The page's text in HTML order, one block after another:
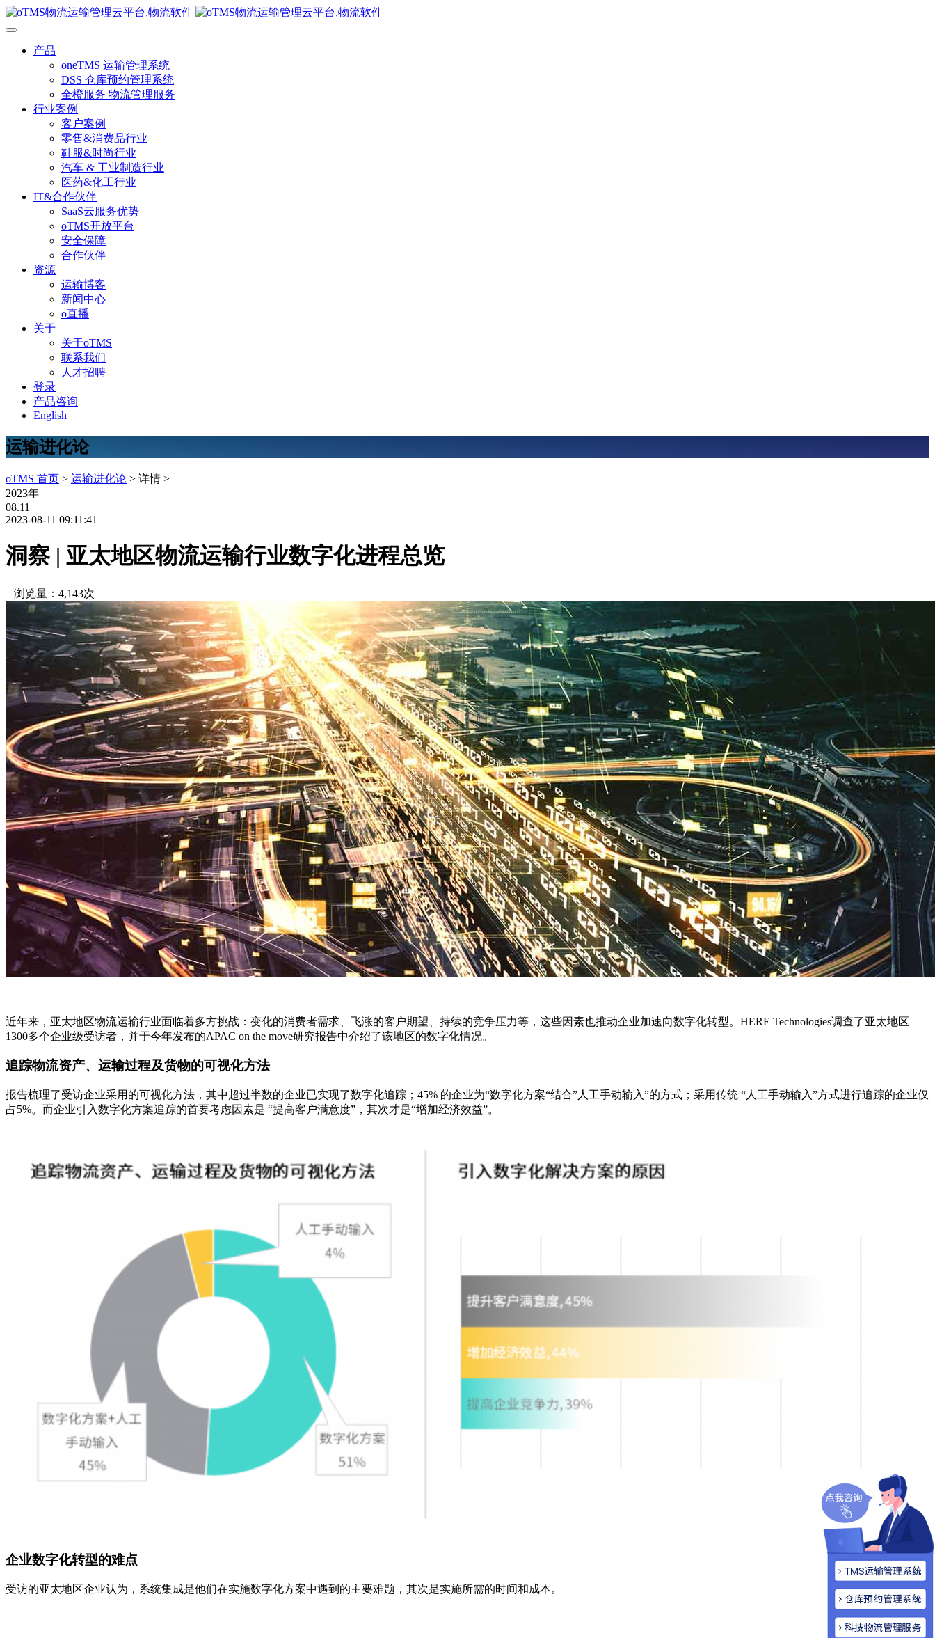
产品
oneTMS 运输管理系统
DSS 仓库预约管理系统
全橙服务 物流管理服务
行业案例
客户案例
零售&消费品行业
鞋服&时尚行业
汽车 & 工业制造行业
医药&化工行业
IT&合作伙伴
SaaS云服务优势
oTMS开放平台
安全保障
合作伙伴
资源
运输博客
新闻中心
o直播
关于
关于oTMS
联系我们
人才招聘
登录
产品咨询
English
运输进化论
oTMS 首页 > 运输进化论 > 详情 >
2023年
08.11
2023-08-11 09:11:41
洞察 | 亚太地区物流运输行业数字化进程总览
浏览量：4,143次
近年来，亚太地区物流运输行业面临着多方挑战：变化的消费者需求、飞涨的客户期望、持续的竞争压力等，这些因素也推动企业加速向数字化转型。HERE Technologies调查了亚太地区
1300多个企业级受访者，并于今年发布的APAC on the move研究报告中介绍了该地区的数字化情况。
追踪物流资产、运输过程及货物的可视化方法
报告梳理了受访企业采用的可视化方法，其中超过半数的企业已实现了数字化追踪；45% 的企业为“数字化方案“结合”人工手动输入”的方式；采用传统 “人工手动输入”方式进行追踪的企业仅
占5%。而企业引入数字化方案追踪的首要考虑因素是 “提高客户满意度”，其次才是“增加经济效益”。
企业数字化转型的难点
受访的亚太地区企业认为，系统集成是他们在实施数字化方案中遇到的主要难题，其次是实施所需的时间和成本。